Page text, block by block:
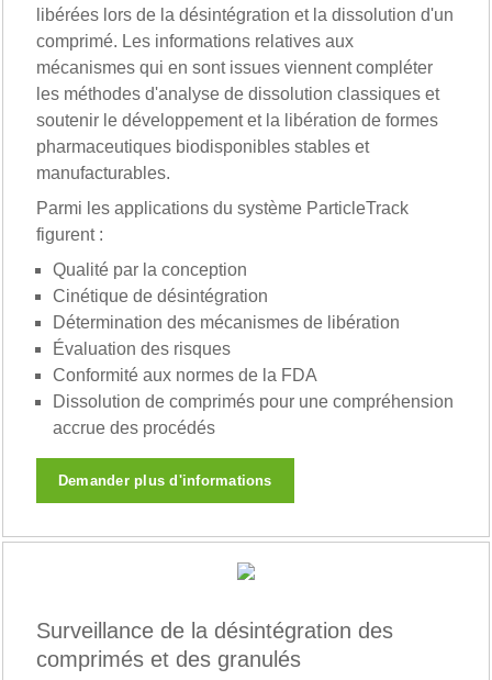
libérées lors de la désintégration et la dissolution d'un
comprimé. Les informations relatives aux
mécanismes qui en sont issues viennent compléter
les méthodes d'analyse de dissolution classiques et
soutenir le développement et la libération de formes
pharmaceutiques biodisponibles stables et
manufacturables.
Parmi les applications du système ParticleTrack
figurent :
Qualité par la conception
Cinétique de désintégration
Détermination des mécanismes de libération
Évaluation des risques
Conformité aux normes de la FDA
Dissolution de comprimés pour une compréhension
accrue des procédés
Demander plus d'informations
Surveillance de la désintégration des
comprimés et des granulés